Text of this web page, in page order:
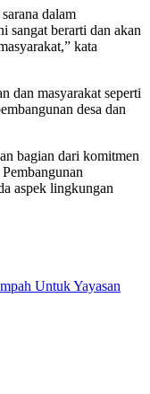
dalam
sangat berarti dan akan
kata
dan masyarakat seperti
desa dan
bagian dari komitmen
aspek lingkungan
Untuk Yayasan